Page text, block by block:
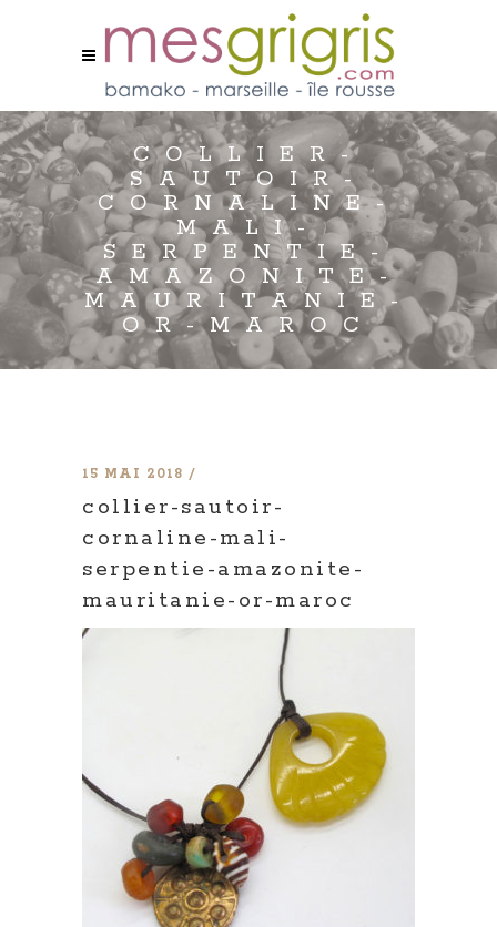
COLLIER-
SAUTOIR-
CORNALINE-
MALI-
SERPENTIE-
AMAZONITE-
MAURITANIE-
OR-MAROC
15 MAI 2018
collier-sautoir-
cornaline-mali-
serpentie-amazonite-
mauritanie-or-maroc